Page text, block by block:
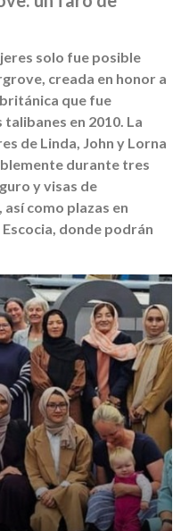
solo fue posible
creada en honor a
que fue
en 2010. La
de Linda, John y Lorna
durante tres
y visas de
como plazas en
donde podrán